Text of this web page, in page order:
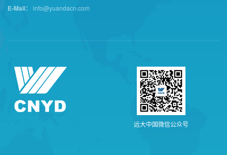
E-Mail： info@yuandacn.com
远大中 国微信公众号